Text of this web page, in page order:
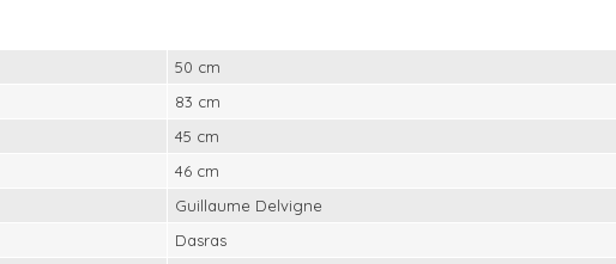
50 cm
83 cm
45 cm
46 cm
Guillaume Delvigne
Dasras